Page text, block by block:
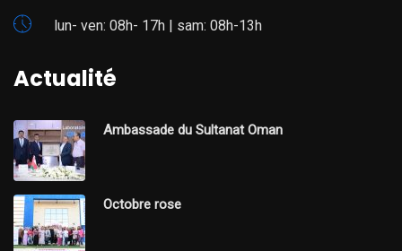
lun- ven: 08h- 17h | sam: 08h-13h
Actualité
Ambassade du Sultanat Oman
Octobre rose